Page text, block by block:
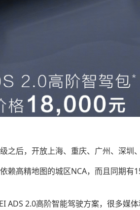
之后，开放上海、重庆、广州、深圳
赖高精地图的城区NCA，而且同期
2.0高阶智能驾驶方案，很多媒